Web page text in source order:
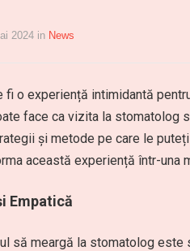
2024 in News
o experiență intimidantă
face ca vizita la stomatolog
și metode pe care le
această experiență într-una
Empatică
să meargă la stomatolog